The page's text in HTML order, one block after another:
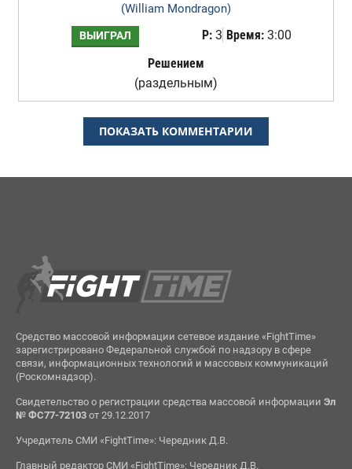
(William Mondragon)
ВЫИГРАЛ Р:3 Время:3:00
Решением
(раздельным)
ПОКАЗАТЬ КОММЕНТАРИИ
Средство массовой информации сетевое издание «FightTime»
зарегистрировано Федеральной службой по надзору в сфере
связи, информационных технологий и массовых коммуникаций
(Роскомнадзор).
Свидетельство о регистрации средства массовой информации Эл
№ ФС77-72103от 29.12.2017
Учредитель СМИ «FightTime»: Чередник Д.В.
Главный редактор СМИ «FightTime»: Чередник Д.В.